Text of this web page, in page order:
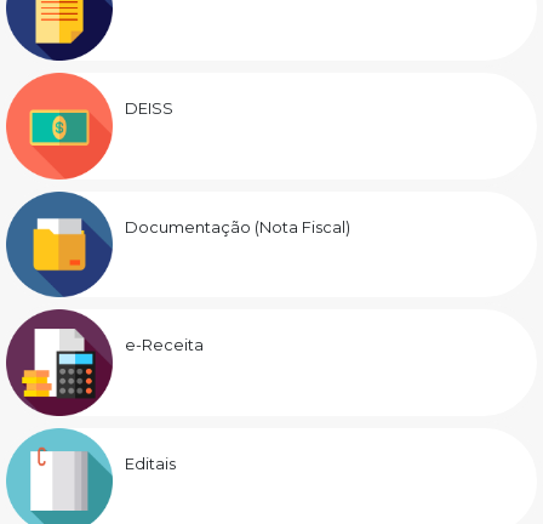
DEISS
Documentação (Nota Fiscal)
e-Receita
Editais